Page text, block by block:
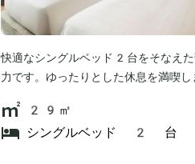
快適なシングルベッド2台をそなえ
力です。ゆったりとした休息を満喫し
29㎡
シングルベッド 2 台